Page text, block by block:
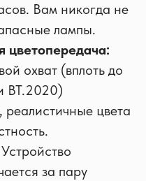
Вам никогда не
лампы.
цветопередача:
охват (вплоть до
BT.2020)
реалистичные цвета
Устройство
за пару